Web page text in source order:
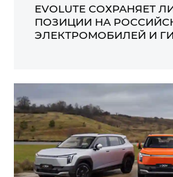
EVOLUTE СОХРАНЯЕТ
ПОЗИЦИИ НА
ЭЛЕКТРОМОБИЛЕЙ И